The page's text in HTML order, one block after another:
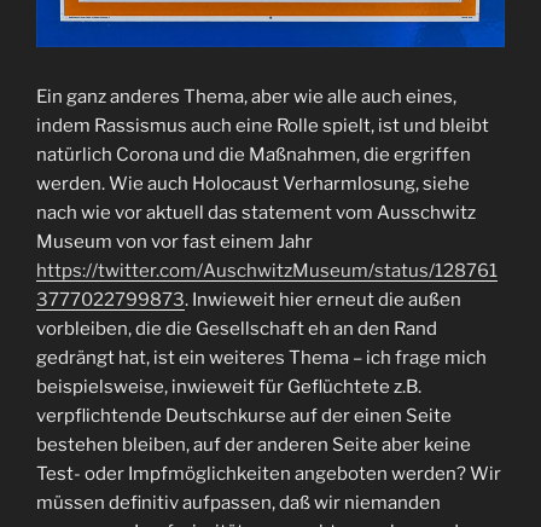
Ein ganz anderes Thema, aber wie alle auch eines,
indem Rassismus auch eine Rolle spielt, ist und bleibt
natürlich Corona und die Maßnahmen, die ergriffen
werden. Wie auch Holocaust Verharmlosung, siehe
nach wie vor aktuell das statement vom Ausschwitz
Museum von vor fast einem Jahr
https://twitter.com/AuschwitzMuseum/status/128761
3777022799873. Inwieweit hier erneut die außen
vorbleiben, die die Gesellschaft eh an den Rand
gedrängt hat, ist ein weiteres Thema – ich frage mich
beispielsweise, inwieweit für Geflüchtete z.B.
verpflichtende Deutschkurse auf der einen Seite
bestehen bleiben, auf der anderen Seite aber keine
Test- oder Impfmöglichkeiten angeboten werden? Wir
müssen definitiv aufpassen, daß wir niemanden